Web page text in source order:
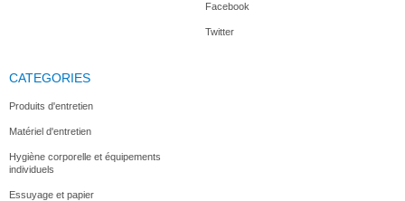
Appareil à... Balance...
Facebook
Twitter
CATEGORIES
Produits d'entretien
Matériel d'entretien
Hygiène corporelle et équipements
individuels
Essuyage et papier